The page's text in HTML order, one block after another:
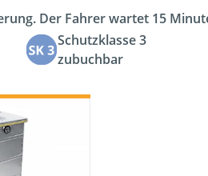
Der Fahrer wartet 15
Schutzklasse 3
zubuchbar